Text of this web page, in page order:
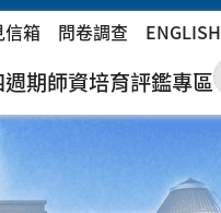
信箱 問卷調查 ENGLISH
週期師資培育評鑑專區